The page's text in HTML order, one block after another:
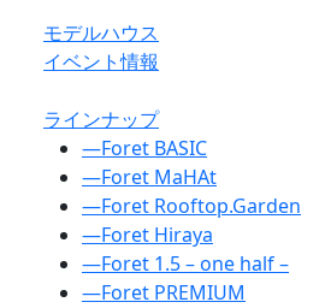
モデルハウス
イベント情報
ラインナップ
―Foret BASIC
―Foret MaHAt
―Foret Rooftop.Garden
―Foret Hiraya
―Foret 1.5 – one half –
―Foret PREMIUM